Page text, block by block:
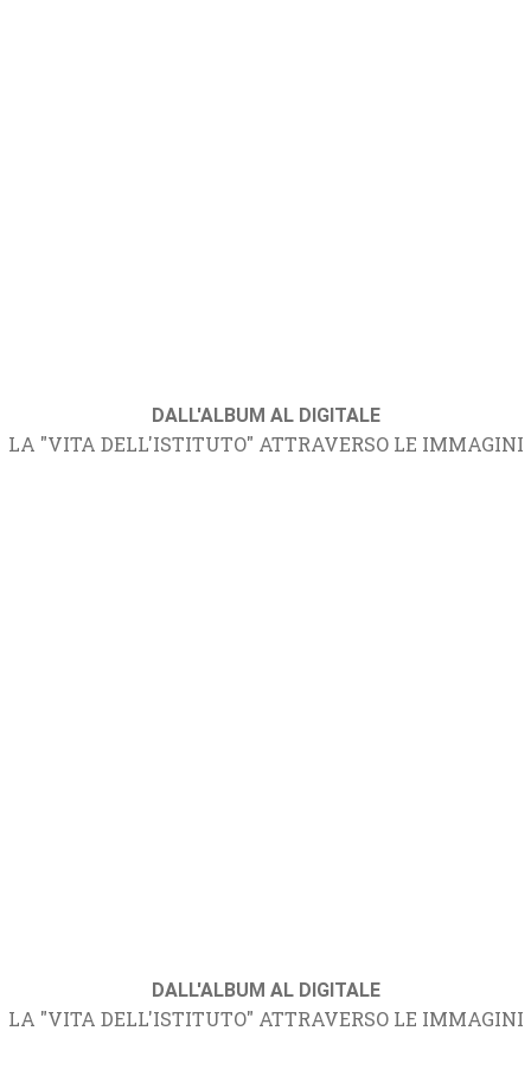
DALL'ALBUM AL DIGITALE
LA "VITA DELL'ISTITUTO" ATTRAVERSO LE IMMAGINI
DALL'ALBUM AL DIGITALE
LA "VITA DELL'ISTITUTO" ATTRAVERSO LE IMMAGINI